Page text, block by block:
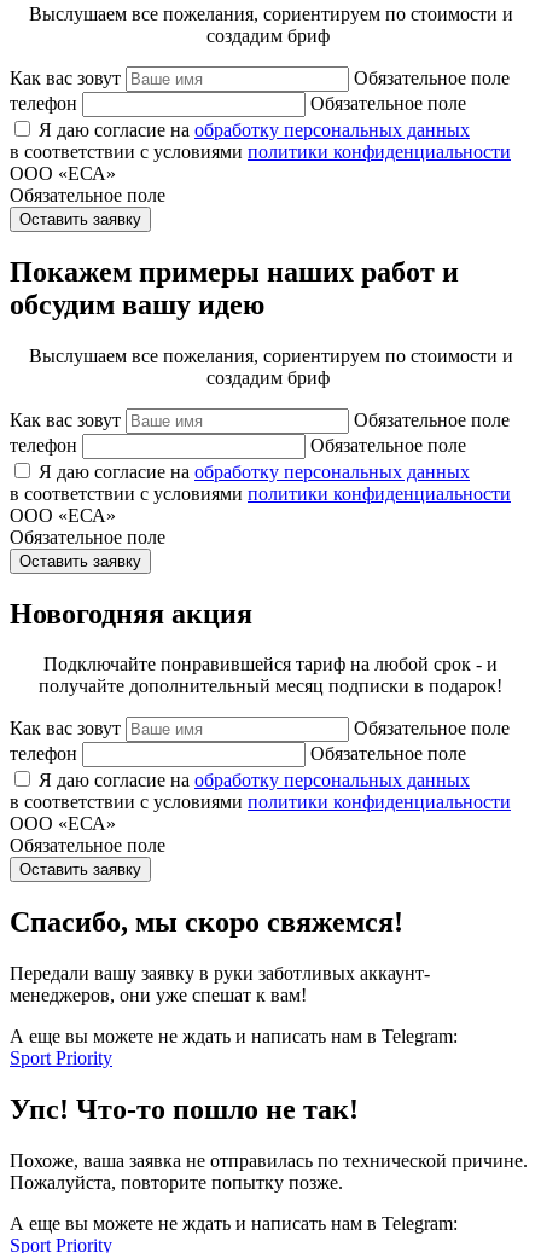
Выслушаем все пожелания, сориентируем по стоимости и
создадим бриф
Как вас зовут
Обязательное поле
телефон
Обязательное поле
Я даю согласие на обработку персональных данных
в соответствии с условиями политики конфиденциальности
ООО «ЕСА»
Обязательное поле
Оставить заявку
Покажем примеры наших работ и
обсудим вашу идею
Выслушаем все пожелания, сориентируем по стоимости и
создадим бриф
Как вас зовут
Обязательное поле
телефон
Обязательное поле
Я даю согласие на обработку персональных данных
в соответствии с условиями политики конфиденциальности
ООО «ЕСА»
Обязательное поле
Оставить заявку
Новогодняя акция
Подключайте понравившейся тариф на любой срок - и
получайте дополнительный месяц подписки в подарок!
Как вас зовут
Обязательное поле
телефон
Обязательное поле
Я даю согласие на обработку персональных данных
в соответствии с условиями политики конфиденциальности
ООО «ЕСА»
Обязательное поле
Оставить заявку
Спасибо, мы скоро свяжемся!
Передали вашу заявку в руки заботливых аккаунт-
менеджеров, они уже спешат к вам!
А еще вы можете не ждать и написать нам в Telegram:
Sport Priority
Упс! Что-то пошло не так!
Похоже, ваша заявка не отправилась по технической причине.
Пожалуйста, повторите попытку позже.
А еще вы можете не ждать и написать нам в Telegram:
Sport Priority